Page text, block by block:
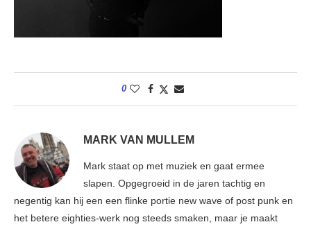
0
MARK VAN MULLEM
Mark staat op met muziek en gaat ermee
slapen. Opgegroeid in de jaren tachtig en
negentig kan hij een een flinke portie new wave of post punk en
het betere eighties-werk nog steeds smaken, maar je maakt